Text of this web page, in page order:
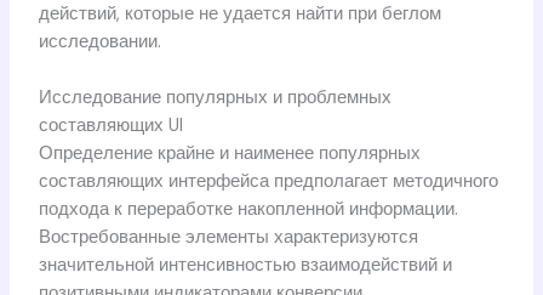
действий, которые не удается найти при беглом
исследовании.
Исследование популярных и проблемных
составляющих UI
Определение крайне и наименее популярных
составляющих интерфейса предполагает методичного
подхода к переработке накопленной информации.
Востребованные элементы характеризуются
значительной интенсивностью взаимодействий и